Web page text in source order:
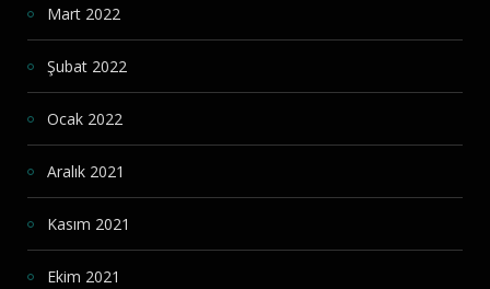
Mart 2022
Şubat 2022
Ocak 2022
Aralık 2021
Kasım 2021
Ekim 2021